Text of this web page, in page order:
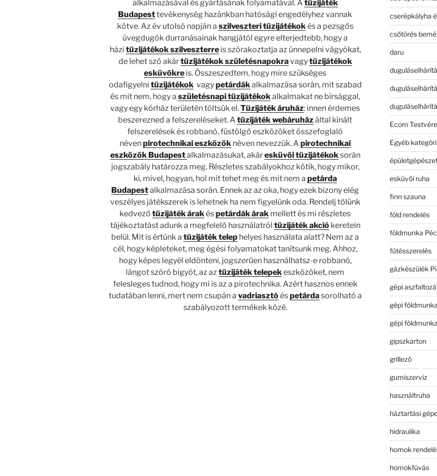
alkalmazásával és gyártásának folyamatával. A tűzijáték
Budapesttevékenység hazánkban hatósági engedélyhez vannak
kötve. Az év utolsó napján a szilveszteri tűzijátékokés a pezsgős
üvegdugók durranásainak hangjától egyre elterjedtebb, hogy a
házi tűzijátékok szilveszterreis szórakoztatja az ünnepelni vágyókat,
de lehet szó akártűzijátékok születésnapokravagytűzijátékok
esküvőkre is. Összeszedtem, hogy mire szükséges
odafigyelni tűzijátékokvagypetárdákalkalmazása során, mit szabad
és mit nem, hogy aszületésnapi tűzijátékokalkalmakat ne bírsággal,
vagy egy kórház területén töltsük el.Tűzijáték áruház: innen érdemes
beszerezned a felszereléseket. Atűzijáték webáruház által kínált
felszerelések és robbanó, füstölgő eszközöket összefoglaló
névenpirotechnikai eszközök néven nevezzük. Apirotechnikai
eszközök Budapestalkalmazásukat, akáresküvői tűzijátékoksorán
jogszabály határozza meg. Részletes szabályokhoz kötik, hogy mikor,
ki, mivel, hogyan, hol mit tehet meg és mit nem a petárda
Budapestalkalmazása során. Ennek az az oka, hogy ezek bizony elég
veszélyes játékszerek is lehetnek ha nem figyelünk oda. Rendelj tőlünk
kedvezőtűzijáték árakéspetárdák árak mellett és mi részletes
tájékoztatást adunk a megfelelő használatról tűzijáték akciókeretein
belül. Mit is értünk atűzijáték telep helyes használata alatt? Nem az a
cél, hogy képleteket, meg égési folyamatokat tanítsunk meg. Ahhoz,
hogy képes legyél eldönteni, jogszerűen használhatsz-e robbanó,
lángot szóró bigyót, az aztűzijáték telepekeszközöket, nem
felesleges tudnod, hogy mi is az a pirotechnika. Azért hasznos ennek
tudatában lenni, mert nem csupán a vadriasztóéspetárdasorolható a
szabályozott termékek közé.
cserépkályha
csőtörés
daru
Ecom
Egyéb
esküvői ruha
finn szauna
föld rendelés
földmunka
fűtésszerelés
gázkészülék
gépi
gépi földmunka
gépi
gipszkarton
grillező
gumiszerviz
használtruha
háztartási
hidraulika
homok
homokfúvás